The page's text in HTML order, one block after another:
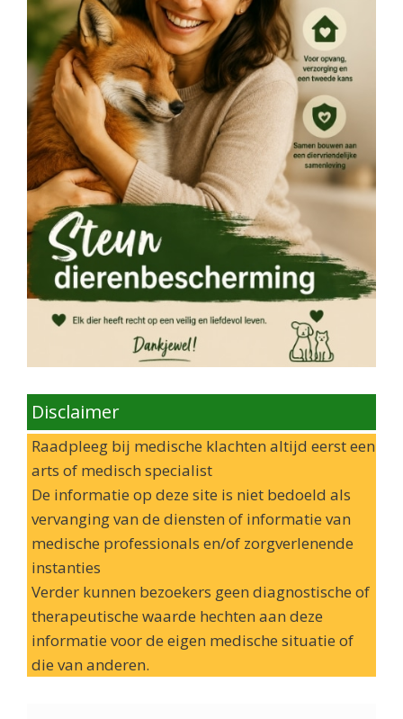
Disclaimer
Raadpleeg bij medische klachten altijd eerst een
arts of medisch specialist
De informatie op deze site is niet bedoeld als
vervanging van de diensten of informatie van
medische professionals en/of zorgverlenende
instanties
Verder kunnen bezoekers geen diagnostische of
therapeutische waarde hechten aan deze
informatie voor de eigen medische situatie of
die van anderen.